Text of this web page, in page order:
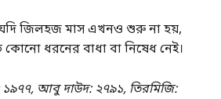
জিলহজ মাস এখনও শুরু না হয়,
ধরনের বাধা বা নিষেধ নেই।
১৯৭৭, আবু দাউদ: ২৭৯১, তিরমিজি: